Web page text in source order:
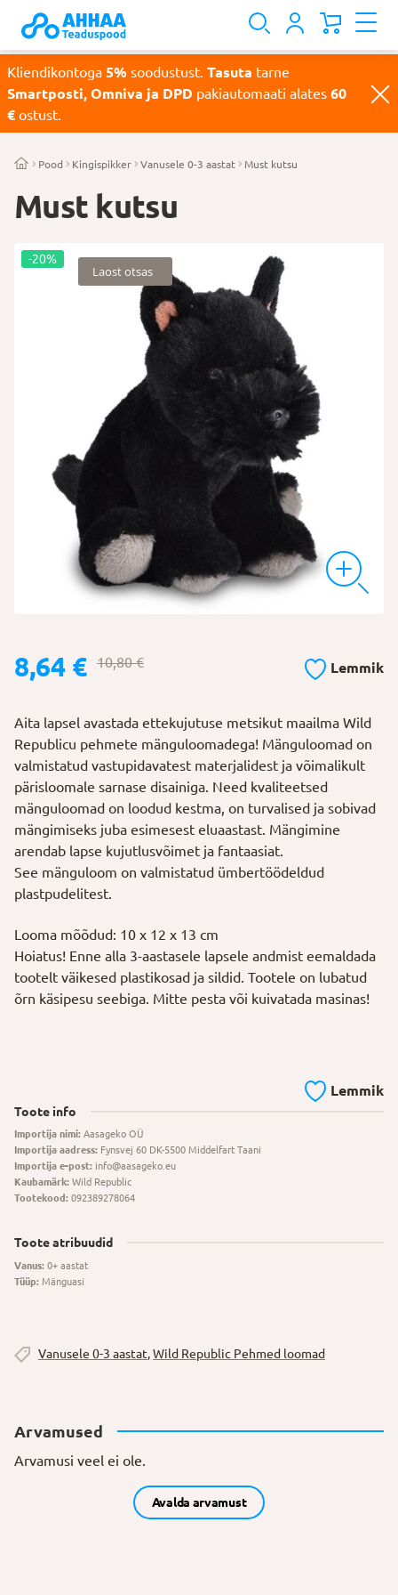
Kliendikontoga 5% soodustust. Tasuta tarne
Smartposti, Omniva ja DPD pakiautomaati alates 60
€ ostust.
Pood Kingispikker Vanusele 0-3 aastat Must kutsu
Must kutsu
-20%
Laost otsas
10,80€
Algne
hind
10,80 €.
8,64 €
Praegune
hind
8,64 €.
Lemmik
Aita lapsel avastada ettekujutuse metsikut maailma Wild
Republicu pehmete mänguloomadega! Mänguloomad on
valmistatud vastupidavatest materjalidest ja võimalikult
pärisloomale sarnase disainiga. Need kvaliteetsed
mänguloomad on loodud kestma, on turvalised ja sobivad
mängimiseks juba esimesest eluaastast. Mängimine
arendab lapse kujutlusvõimet ja fantaasiat.
See mänguloom on valmistatud ümbertöödeldud
plastpudelitest.
Looma mõõdud: 10 x 12 x 13 cm
Hoiatus! Enne alla 3-aastasele lapsele andmist eemaldada
tootelt väikesed plastikosad ja sildid. Tootele on lubatud
õrn käsipesu seebiga. Mitte pesta või kuivatada masinas!
Lemmik
Toote info
Importija nimi: Aasageko OÜ
Importija aadress: Fynsvej 60 DK-5500 Middelfart Taani
Importija e-post: info@aasageko.eu
Kaubamärk: Wild Republic
Tootekood: 092389278064
Toote atribuudid
Vanus: 0+ aastat
Tüüp: Mänguasi
Vanusele 0-3 aastat,Wild Republic Pehmed loomad
Arvamused
Arvamusi veel ei ole.
Avalda arvamust